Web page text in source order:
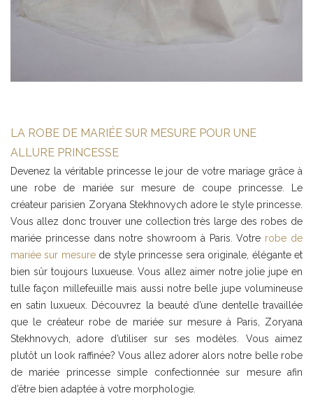
LA ROBE DE MARIÉE SUR MESURE POUR UNE
ALLURE PRINCESSE
Devenez la véritable princesse le jour de votre mariage grâce à
une robe de mariée sur mesure de coupe princesse. Le
créateur parisien Zoryana Stekhnovych adore le style princesse.
Vous allez donc trouver une collection très large des robes de
mariée princesse dans notre showroom à Paris. Votre robe de
mariée sur mesurede style princesse sera originale, élégante et
bien sûr toujours luxueuse. Vous allez aimer notre jolie jupe en
tulle façon millefeuille mais aussi notre belle jupe volumineuse
en satin luxueux. Découvrez la beauté d’une dentelle travaillée
que le créateur robe de mariée sur mesure à Paris, Zoryana
Stekhnovych, adore d’utiliser sur ses modèles. Vous aimez
plutôt un look raffinée? Vous allez adorer alors notre belle robe
de mariée princesse simple confectionnée sur mesure afin
d’être bien adaptée à votre morphologie.